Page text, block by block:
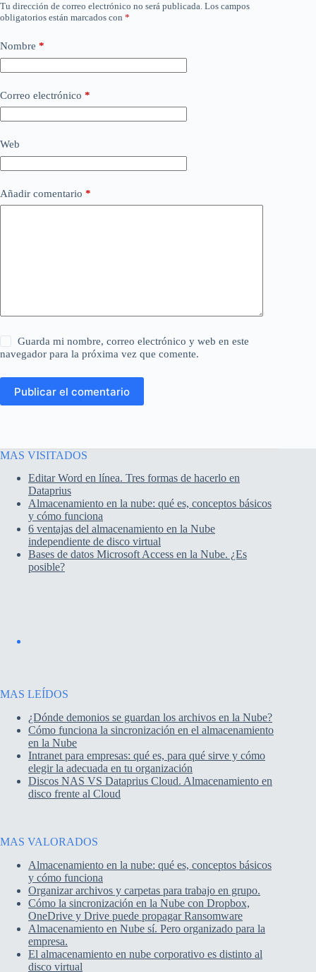
Tu dirección de correo electrónico no será publicada. Los campos
obligatorios están marcados con *
Nombre *
Correo electrónico *
Web
Añadir comentario *
Guarda mi nombre, correo electrónico y web en este
navegador para la próxima vez que comente.
Publicar el comentario
MAS VISITADOS
Editar Word en línea. Tres formas de hacerlo en
Dataprius
Almacenamiento en la nube: qué es, conceptos básicos
y cómo funciona
6 ventajas del almacenamiento en la Nube
independiente de disco virtual
Bases de datos Microsoft Access en la Nube. ¿Es
posible?
MAS LEÍDOS
¿Dónde demonios se guardan los archivos en la Nube?
Cómo funciona la sincronización en el almacenamiento
en la Nube
Intranet para empresas: qué es, para qué sirve y cómo
elegir la adecuada en tu organización
Discos NAS VS Dataprius Cloud. Almacenamiento en
disco frente al Cloud
MAS VALORADOS
Almacenamiento en la nube: qué es, conceptos básicos
y cómo funciona
Organizar archivos y carpetas para trabajo en grupo.
Cómo la sincronización en la Nube con Dropbox,
OneDrive y Drive puede propagar Ransomware
Almacenamiento en Nube sí. Pero organizado para la
empresa.
El almacenamiento en nube corporativo es distinto al
disco virtual